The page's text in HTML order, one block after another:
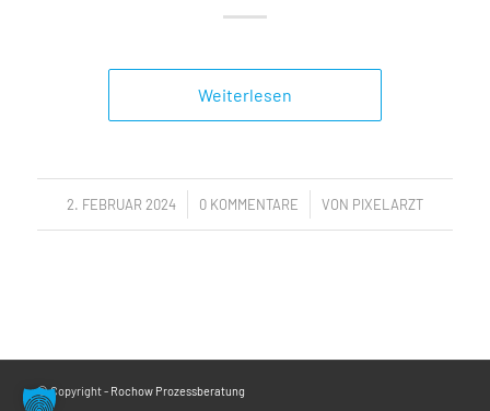
Weiterlesen
2. FEBRUAR 2024
/ 0 KOMMENTARE
/ VON PIXELARZT
© Copyright - Rochow Prozessberatung